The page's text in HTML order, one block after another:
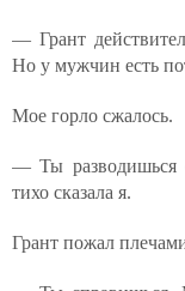
— Грант
Но у мужчин есть
Мое горло сжалось.
— Ты разводишься
тихо сказала я.
Грант пожал